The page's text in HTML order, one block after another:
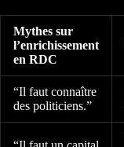
Mythes sur
l’enrichissement
en RDC
“Il faut connaître
des politiciens.”